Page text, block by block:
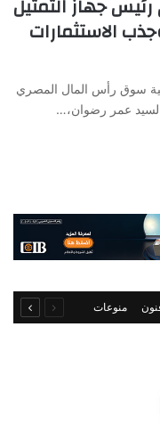
جهاز التمثيل
الاستثمارات
سوق رأس المال المصري
السيد عمر رضوان،…
منوعات الصفحة
السابقة
الصفحة
التالية